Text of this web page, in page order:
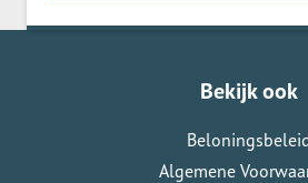
Bekijk ook
Algemene